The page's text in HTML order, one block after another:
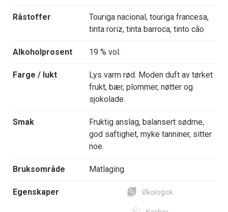
Råstoffer
Touriga nacional, touriga francesa,
tinta roriz, tinta barroca, tinto cão
Alkoholprosent 19 % vol.
Farge / lukt
Lys varm rød. Moden duft av tørket
frukt, bær, plommer, nøtter og
sjokolade.
Smak
Fruktig anslag, balansert sødme,
god saftighet, myke tanniner, sitter
noe.
Bruksområde Matlaging.
Egenskaper Økologisk